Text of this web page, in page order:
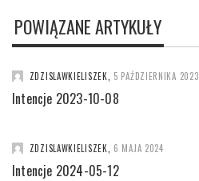
POWIĄZANE ARTYKUŁY
ZDZISLAWKIELISZEK 5 PAŹDZIERNIKA 2023
Intencje 2023-10-08
ZDZISLAWKIELISZEK 6 MAJA 2024
Intencje 2024-05-12